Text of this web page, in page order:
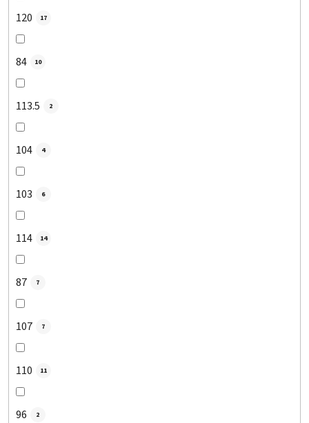
120 17
84 10
113.5 2
104 4
103 6
114 14
87 7
107 7
110 11
96 2